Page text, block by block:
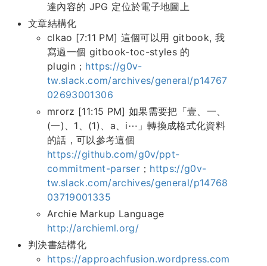
達內容的 JPG 定位於電子地圖上
文章結構化
clkao [7:11 PM] 這個可以用 gitbook, 我
寫過一個 gitbook-toc-styles 的
plugin； https://g0v-
tw.slack.com/archives/general/p14767
02693001306
mrorz [11:15 PM] 如果需要把「壹、一、
(一)、1、(1)、a、i⋯」轉換成格式化資料
的話，可以參考這個
https://github.com/g0v/ppt-
commitment-parser； https://g0v-
tw.slack.com/archives/general/p14768
03719001335
Archie Markup Language
http://archieml.org/
判決書結構化
https://approachfusion.wordpress.com